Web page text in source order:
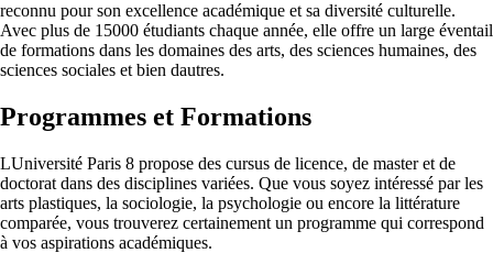
reconnu pour son excellence académique et sa diversité culturelle.
Avec plus de 15000 étudiants chaque année, elle offre un large éventail
de formations dans les domaines des arts, des sciences humaines, des
sciences sociales et bien dautres.
Programmes et Formations
LUniversité Paris 8 propose des cursus de licence, de master et de
doctorat dans des disciplines variées. Que vous soyez intéressé par les
arts plastiques, la sociologie, la psychologie ou encore la littérature
comparée, vous trouverez certainement un programme qui correspond
à vos aspirations académiques.